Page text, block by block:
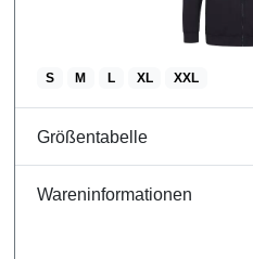
S M L XL XXL
Größentabelle
Wareninformationen